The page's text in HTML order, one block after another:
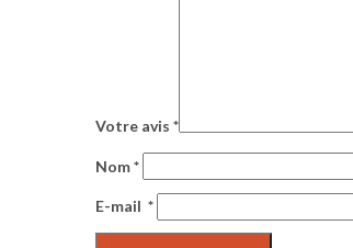
Votre avis *
Nom*
E-mail *